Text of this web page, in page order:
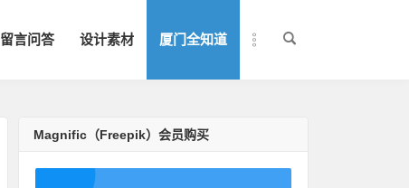
留言问答 设计素材 厦门全知道
Magnific（Freepik）会员购买